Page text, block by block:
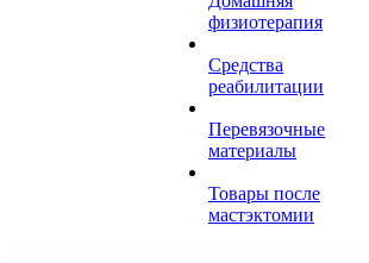
физиотерапия
Средства
реабилитации
Перевязочные
материалы
Товары после
мастэктомии